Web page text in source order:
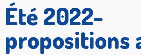
Été 2022-
propositions